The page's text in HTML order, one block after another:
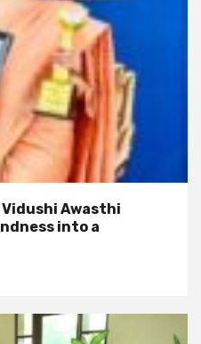
Vidushi Awasthi
into a